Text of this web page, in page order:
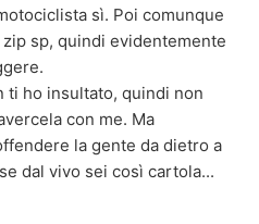
sì. Poi comunque
sp, quindi evidentemente
ti ho insultato, quindi non
con me. Ma
la gente da dietro a
dal vivo sei così cartola...